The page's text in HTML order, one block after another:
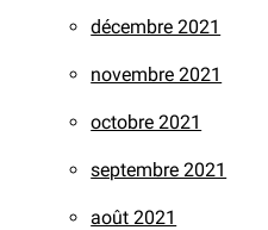
décembre 2021
novembre 2021
octobre 2021
septembre 2021
août 2021